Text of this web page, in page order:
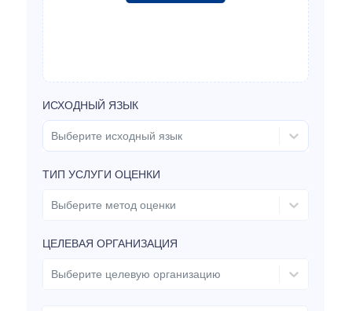
ИСХОДНЫЙ ЯЗЫК
Выберите исходный язык
ТИП УСЛУГИ ОЦЕНКИ
Выберите метод оценки
ЦЕЛЕВАЯ ОРГАНИЗАЦИЯ
Выберите целевую организацию